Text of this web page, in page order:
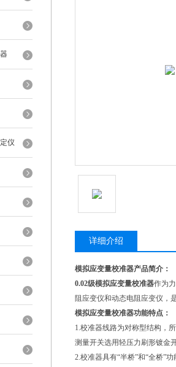
仪
详细介绍
模拟应变量校准器产品简介：
0.02级模拟应变量校准器作为
阻应变仪和动态电阻应变仪，
模拟应变量校准器功能特点：
1.校准器线路为对称型结构，
测量开关选用轻压力刷形镀金
2.校准器具有“半桥”和“全桥”